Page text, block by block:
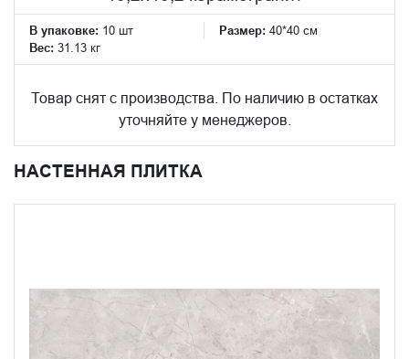
В упаковке: 10 шт Размер: 40*40 см
Вес: 31.13 кг
Товар снят с производства. По наличию в остатках
уточняйте у менеджеров.
НАСТЕННАЯ ПЛИТКА